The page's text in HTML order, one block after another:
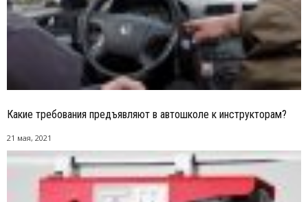
Какие требования предъявляют в автошколе к инструкторам?
21 мая, 2021